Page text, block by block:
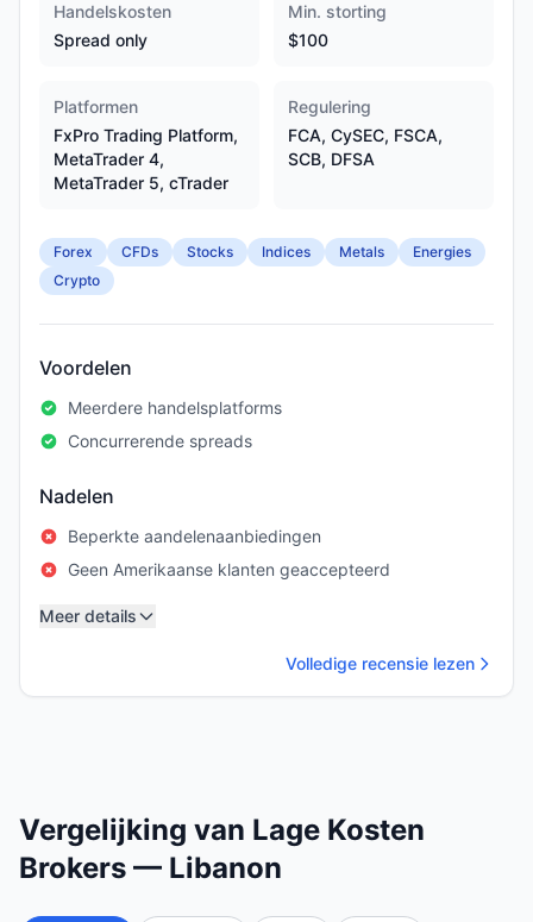
Handelskosten
Spread only
Min. storting
$100
Platformen
FxPro Trading Platform,
MetaTrader 4,
MetaTrader 5, cTrader
Regulering
FCA, CySEC, FSCA,
SCB, DFSA
Forex CFDs Stocks Indices Metals
Energies
Crypto
Voordelen
Meerdere handelsplatforms
Concurrerende spreads
Nadelen
Beperkte aandelenaanbiedingen
Geen Amerikaanse klanten geaccepteerd
Meer details
Volledige recensie lezen
Vergelijking van Lage Kosten
Brokers — Libanon